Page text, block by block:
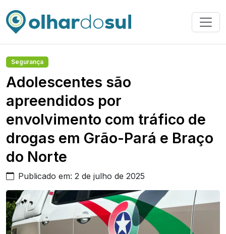
Segurança
Adolescentes são
apreendidos por
envolvimento com tráfico de
drogas em Grão-Pará e Braço
do Norte
Publicado em: 2 de julho de 2025